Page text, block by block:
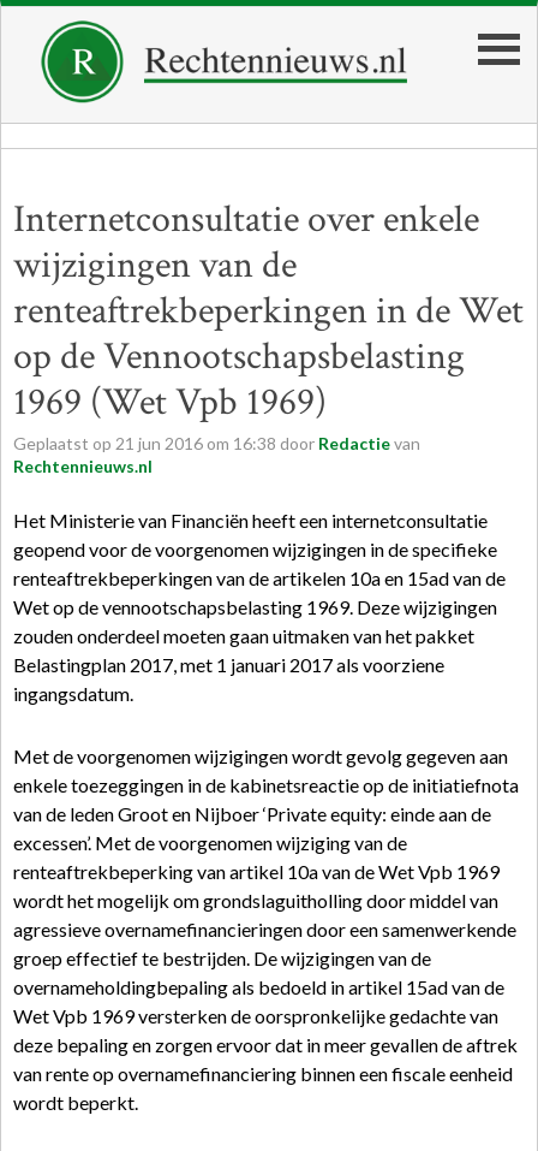
Internetconsultatie over enkele
wijzigingen van de
renteaftrekbeperkingen in de Wet
op de Vennootschapsbelasting
1969 (Wet Vpb 1969)
Geplaatst op 21 jun 2016 om 16:38 door Redactievan
Rechtennieuws.nl
Het Ministerie van Financiën heeft een internetconsultatie
geopend voor de voorgenomen wijzigingen in de specifieke
renteaftrekbeperkingen van de artikelen 10a en 15ad van de
Wet op de vennootschapsbelasting 1969. Deze wijzigingen
zouden onderdeel moeten gaan uitmaken van het pakket
Belastingplan 2017, met 1 januari 2017 als voorziene
ingangsdatum.
Met de voorgenomen wijzigingen wordt gevolg gegeven aan
enkele toezeggingen in de kabinetsreactie op de initiatiefnota
van de leden Groot en Nijboer ‘Private equity: einde aan de
excessen’. Met de voorgenomen wijziging van de
renteaftrekbeperking van artikel 10a van de Wet Vpb 1969
wordt het mogelijk om grondslaguitholling door middel van
agressieve overnamefinancieringen door een samenwerkende
groep effectief te bestrijden. De wijzigingen van de
overnameholdingbepaling als bedoeld in artikel 15ad van de
Wet Vpb 1969 versterken de oorspronkelijke gedachte van
deze bepaling en zorgen ervoor dat in meer gevallen de aftrek
van rente op overnamefinanciering binnen een fiscale eenheid
wordt beperkt.